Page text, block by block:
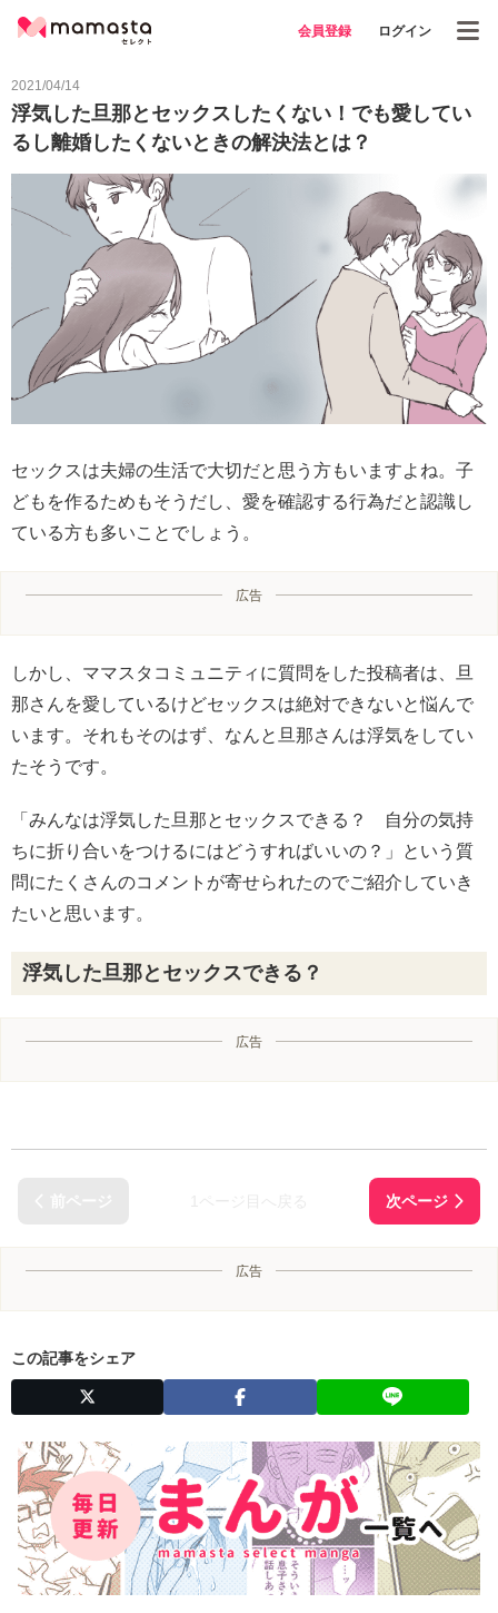
会員登録 ログイン
2021/04/14
浮気した旦那とセックスしたくない！でも愛してい
るし離婚したくないときの解決法とは？
セックスは夫婦の生活で大切だと思う方もいますよね。子
どもを作るためもそうだし、愛を確認する行為だと認識し
ている方も多いことでしょう。
広告
しかし、ママスタコミュニティに質問をした投稿者は、旦
那さんを愛しているけどセックスは絶対できないと悩んで
います。それもそのはず、なんと旦那さんは浮気をしてい
たそうです。
「みんなは浮気した旦那とセックスできる？ 自分の気持
ちに折り合いをつけるにはどうすればいいの？」という質
問にたくさんのコメントが寄せられたのでご紹介していき
たいと思います。
浮気した旦那とセックスできる？
広告
広告
この記事をシェア